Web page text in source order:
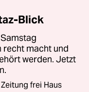
Blick
recht macht und
werden. Jetzt
frei Haus